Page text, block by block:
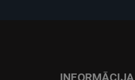
INFORMĀCIJA